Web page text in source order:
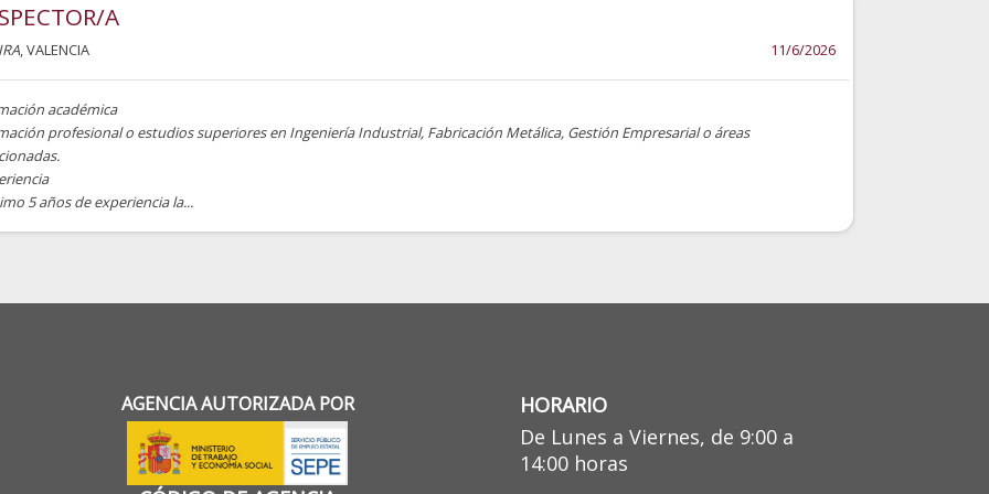
A
, VALENCIA 11/6/2026
académica
profesional o estudios superiores en Ingeniería Industrial, Fabricación Metálica, Gestión Empresarial o áreas
5 años de experiencia la...
AGENCIA AUTORIZADA POR
HORARIO
De Lunes a Viernes, de 9:00 a
14:00 horas